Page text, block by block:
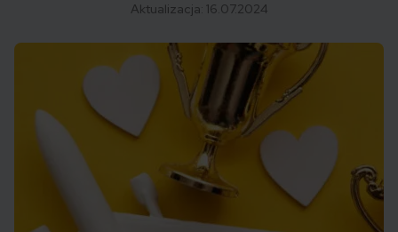
Aktualizacja: 16.07.2024